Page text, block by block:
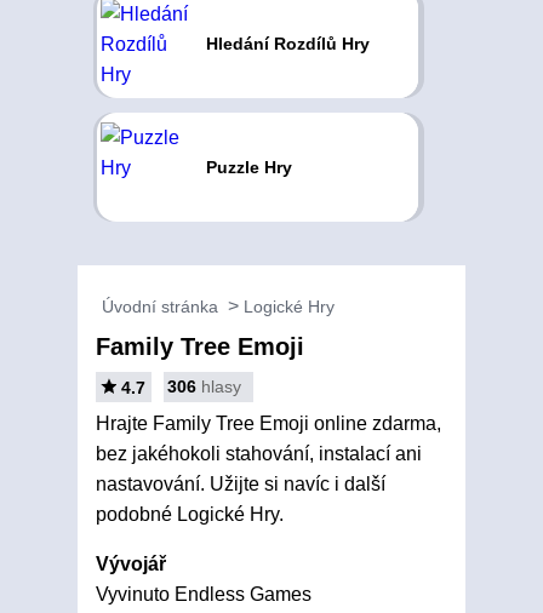
Hledání Rozdílů Hry
Puzzle Hry
Úvodní stránka Logické Hry
Family Tree Emoji
4.7 306 hlasy
Hrajte Family Tree Emoji online zdarma,
bez jakéhokoli stahování, instalací ani
nastavování. Užijte si navíc i další
podobné Logické Hry.
Vývojář
Vyvinuto Endless Games